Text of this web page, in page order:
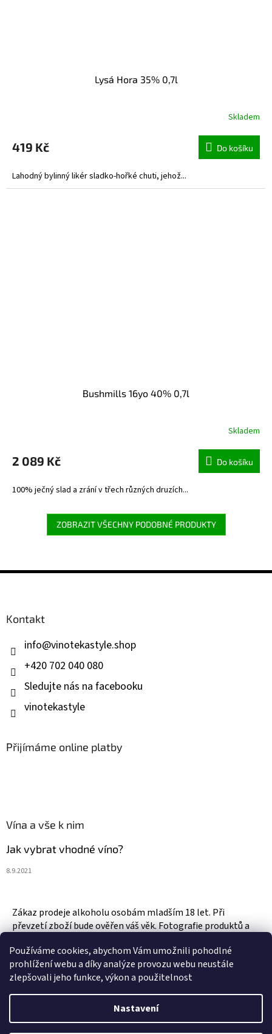
Používáme cookies, abychom Vám umožnili pohodlné
prohlížení webu a díky analýze provozu webu neustále
zlepšovali jeho funkce, výkon a použitelnost
Nastavení
Lysá Hora 35% 0,7l
Skladem
419 Kč Do košíku
Lahodný bylinný likér sladko-hořké chuti, jehož...
Bushmills 16yo 40% 0,7l
Skladem
2 089 Kč Do košíku
100% ječný slad a zrání v třech různých druzích...
ZOBRAZIT VŠECHNY PODOBNÉ PRODUKTY
Z
Kontakt
info@vinotekastyle.shop
+420 702 040 080
Sledujte nás na facebooku
vinotekastyle
Přijímáme online platby
Vína a vše k nim
Jak vybrat vhodné víno?
8.9.2021
Zákaz prodeje alkoholu osobám mladším 18 let. Při
převzetí zboží bude ověřen váš věk. Fotografie produktů a